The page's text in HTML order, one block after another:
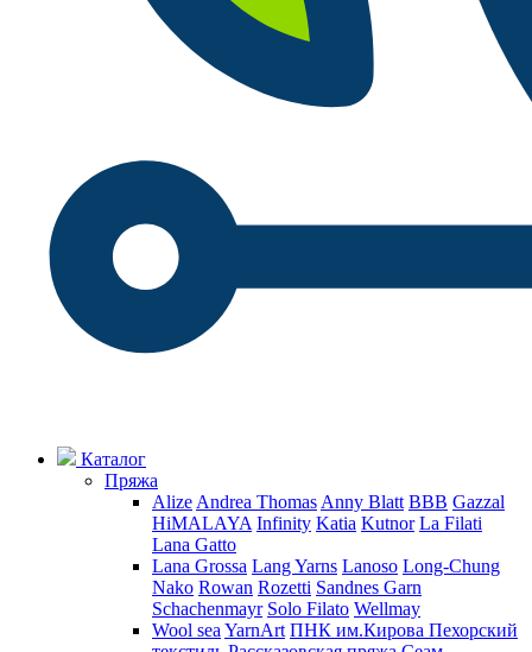
Каталог
Пряжа
Alize Andrea Thomas Anny Blatt BBB Gazzal
HiMALAYA Infinity Katia Kutnor La Filati
Lana Gatto
Lana Grossa Lang Yarns Lanoso Long-Chung
Nako Rowan Rozetti Sandnes Garn
Schachenmayr Solo Filato Wellmay
Wool sea YarnArt ПНК им.Кирова Пехорский